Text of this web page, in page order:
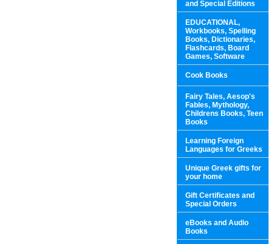
and Special Editions
EDUCATIONAL,
Workbooks, Spelling
Books, Dictionaries,
Flashcards, Board
Games, Software
Cook Books
Fairy Tales, Aesop's
Fables, Mythology,
Childrens Books, Teen
Books
Learning Foreign
Languages for Greeks
Unique Greek gifts for
your home
Gift Certificates and
Special Orders
eBooks and Audio
Books